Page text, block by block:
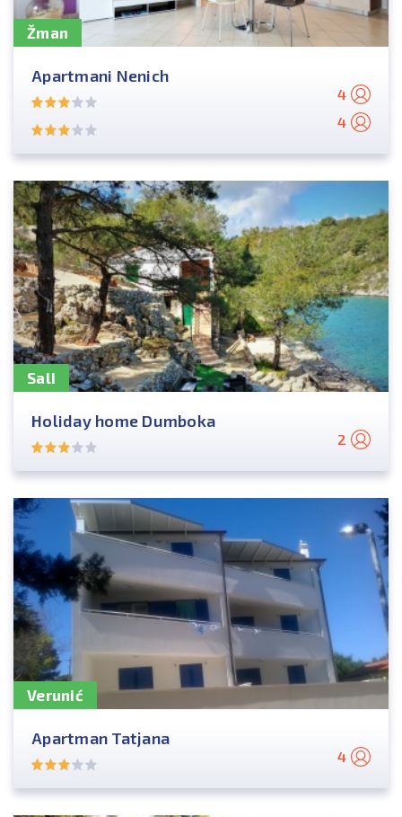
Žman
Apartmani Nenich
4
4
Sali
Holiday home Dumboka
2
Verunić
Apartman Tatjana
4